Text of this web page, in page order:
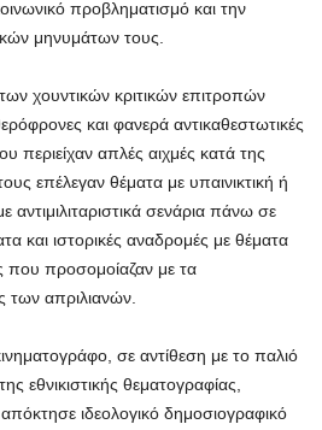
προβληματισμό και την
μηνυμάτων τους.
χουντικών κριτικών επιτροπών
και φανερά αντικαθεστωτικές
περιείχαν απλές αιχμές κατά της
επέλεγαν θέματα με υπαινικτική ή
αντιμιλιταριστικά σενάρια πάνω σε
και ιστορικές αναδρομές με θέματα
που προσομοίαζαν με τα
των απριλιανών.
σε αντίθεση με το παλιό
εθνικιστικής θεματογραφίας,
ιδεολογικό δημοσιογραφικό